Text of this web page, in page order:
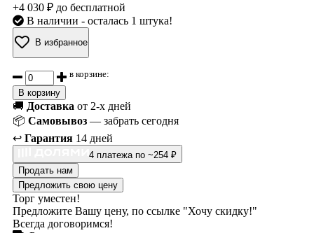
+4 030 ₽ до бесплатной
В наличии - осталась 1 штука!
В избранное
в корзине:
В корзину
🚚 Доставка от 2-х дней
📦 Самовывоз — забрать сегодня
↩️ Гарантия 14 дней
4 платежа по ~254 ₽
Продать нам
Предложить свою цену
Торг уместен!
Предложите Вашу цену, по ссылке "Хочу скидку!"
Всегда договоримся!